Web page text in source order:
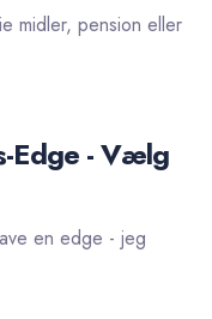
midler, pension eller
Edge - Vælg
en edge - jeg